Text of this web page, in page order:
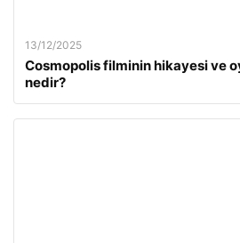
13/12/2025
Cosmopolis filminin hikayesi ve
nedir?